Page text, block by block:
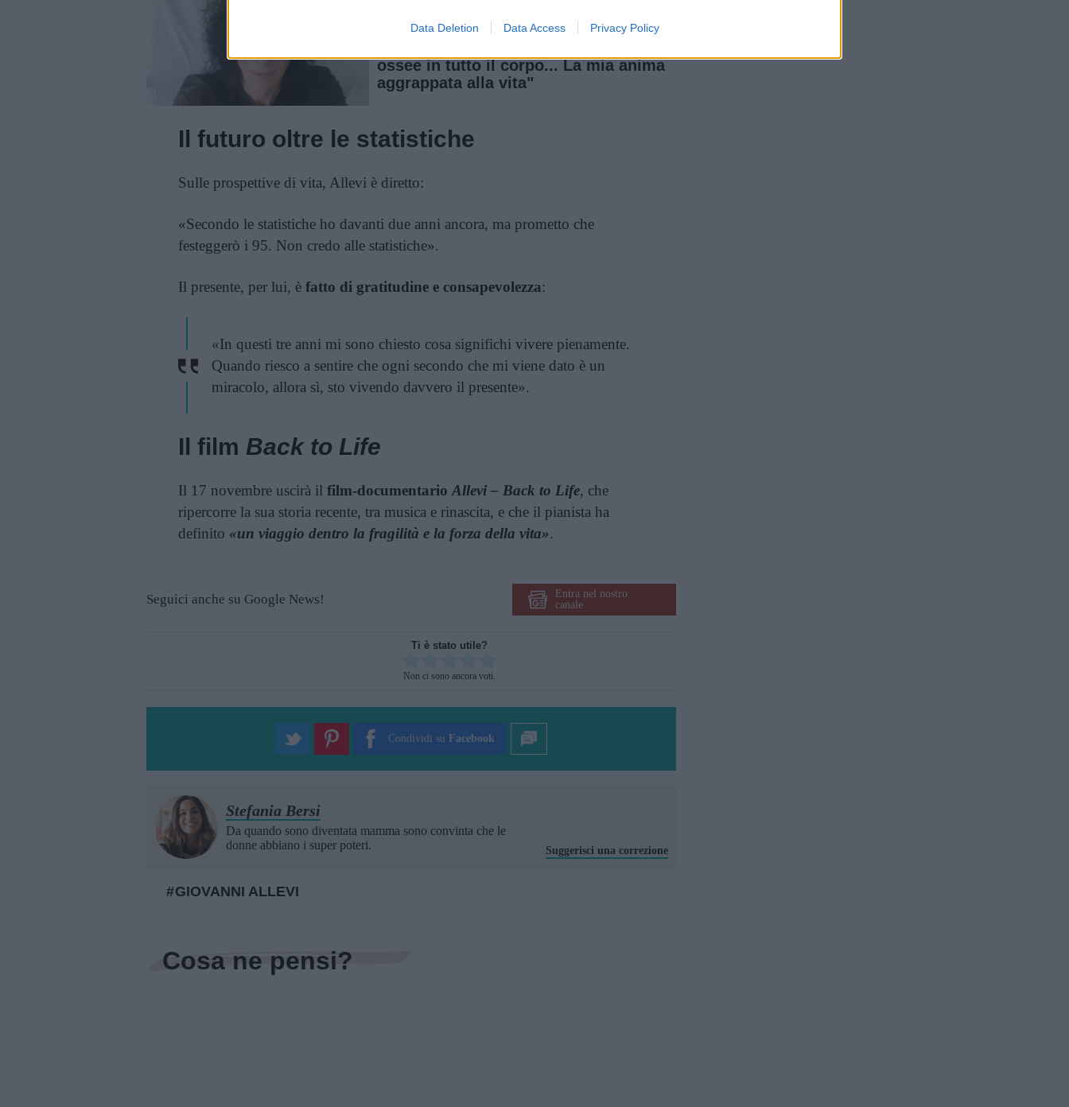
Data Deletion Data Access Privacy Policy
Vi raccomandiamo...
ossee in tutto il corpo... La mia anima
aggrappata alla vita"
Il futuro oltre le statistiche
Sulle prospettive di vita, Allevi è diretto:
«Secondo le statistiche ho davanti due anni ancora, ma prometto che
festeggerò i 95. Non credo alle statistiche».
Il presente, per lui, è fatto di gratitudine e consapevolezza:
«In questi tre anni mi sono chiesto cosa significhi vivere pienamente.
Quando riesco a sentire che ogni secondo che mi viene dato è un
miracolo, allora sì, sto vivendo davvero il presente».
Il film Back to Life
Il 17 novembre uscirà il film-documentario Allevi – Back to Life, che
ripercorre la sua storia recente, tra musica e rinascita, e che il pianista ha
definito «un viaggio dentro la fragilità e la forza della vita».
Seguici anche su Google News!
Entra nel nostro
canale
Ti è stato utile?
Non ci sono ancora voti.
Condividi su Facebook
Stefania Bersi
Da quando sono diventata mamma sono convinta che le
donne abbiano i super poteri.
Suggerisci una correzione
GIOVANNI ALLEVI
Cosa ne pensi?